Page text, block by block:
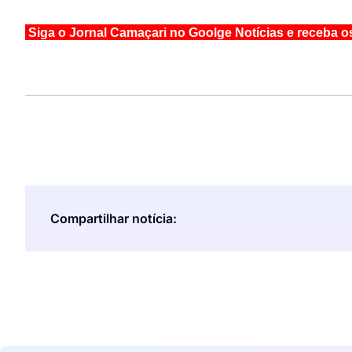
Siga o Jornal Camaçari no Goolge Notícias e receba
Compartilhar notícia: